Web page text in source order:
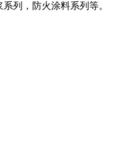
列，防火涂料系列等。